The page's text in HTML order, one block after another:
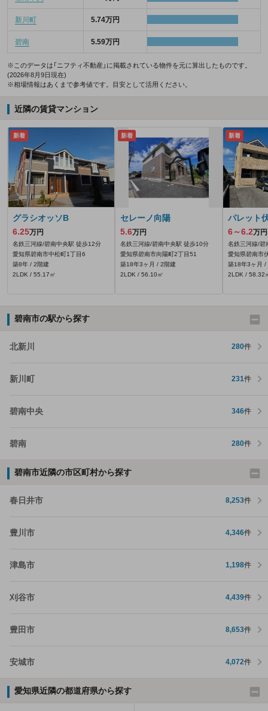
新川町 5.74万円
碧南 5.59万円
※このデータは「ニフティ不動産」に掲載されている物件を元に算出したものです。
(2026年8月9日現在)
※相場情報はあくまで参考値です。目安として活用ください。
近隣の賃貸マンション
新着
グラシオッソB
6.25万円
名鉄三河線/碧南中央駅 徒歩12分
愛知県碧南市中松町1丁目6
築8年 / 2階建
2LDK / 55.17㎡
新着
セレーノ向陽
5.6万円
名鉄三河線/碧南中央駅 徒歩10分
愛知県碧南市向陽町2丁目51
築18年3ヶ月 / 2階建
2LDK / 56.10㎡
新着
パレット
6～6.2万円
名鉄三河線/碧
愛知県碧南市
築18年3ヶ月 /
2LDK / 58.32
碧南市の駅から探す
北新川 280件
新川町 231件
碧南中央 346件
碧南 280件
碧南市近隣の市区町村から探す
春日井市 8,253件
豊川市 4,346件
津島市 1,198件
刈谷市 4,439件
豊田市 8,653件
安城市 4,072件
愛知県近隣の都道府県から探す